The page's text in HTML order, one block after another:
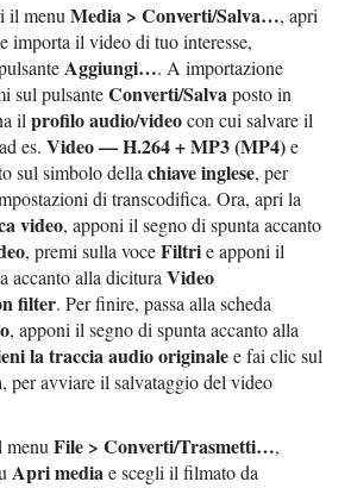
il menuMedia > Converti/Salva…, apri
e importa il video di tuo interesse,
Aggiungi…. A importazione
sul pulsanteConverti/Salvaposto in
ilprofilo audio/videocon cui salvare il
es.Video — H.264 + MP3 (MP4)e
sul simbolo dellachiave inglese, per
di transcodifica. Ora, apri la
video, apponi il segno di spunta accanto
, premi sulla voceFiltrie apponi il
accanto alla dicituraVideo
filter. Per finire, passa alla scheda
, apponi il segno di spunta accanto alla
la traccia audio originalee fai clic sul
, per avviare il salvataggio del video
menuFile > Converti/Trasmetti…,
Apri mediae scegli il filmato da